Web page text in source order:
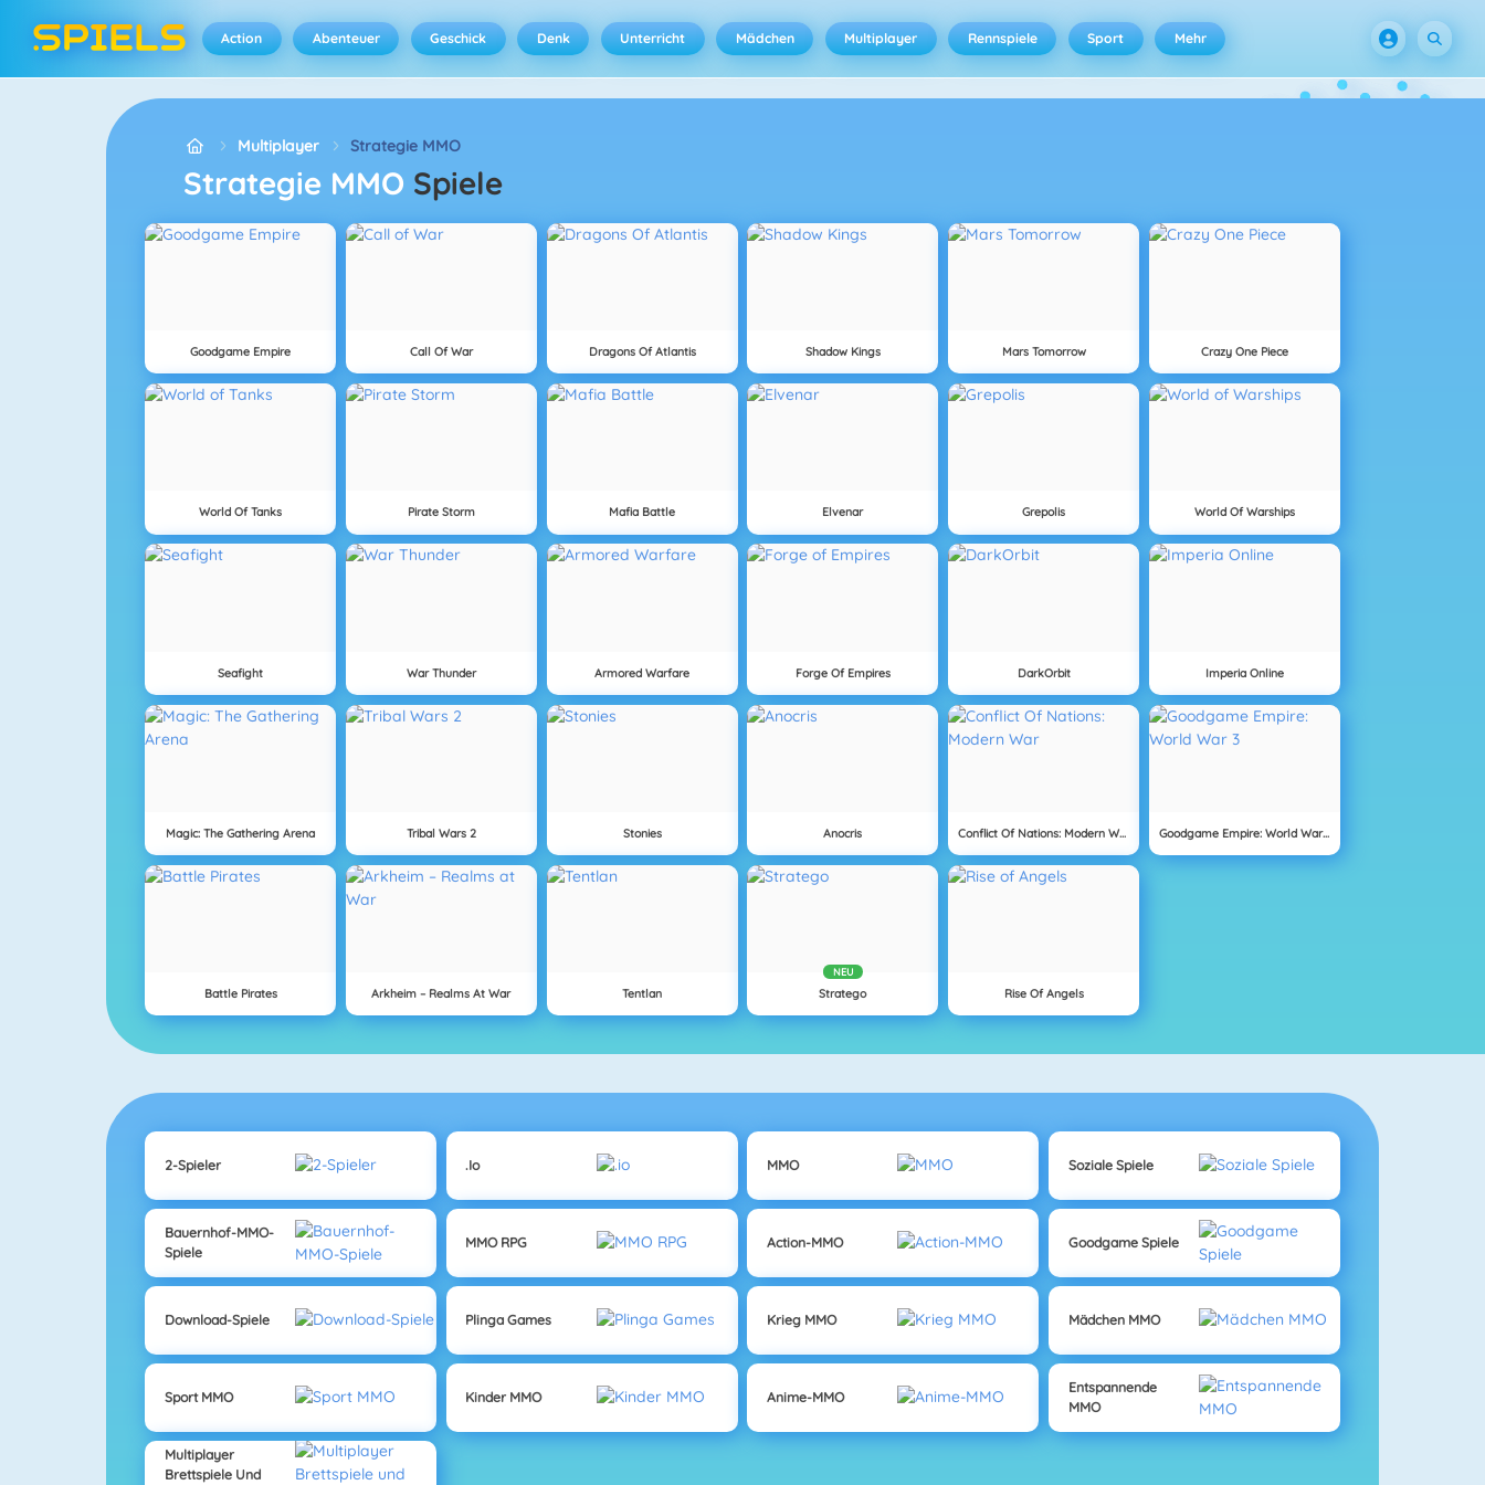
Action Abenteuer Geschick Denk Unterricht Mädchen Multiplayer Rennspiele Sport Mehr
Multiplayer Strategie MMO
Strategie MMO Spiele
Goodgame Empire Call Of War Dragons Of Atlantis Shadow Kings Mars Tomorrow Crazy One Piece
World Of Tanks Pirate Storm Mafia Battle Elvenar Grepolis World Of Warships
Seafight War Thunder Armored Warfare Forge Of Empires DarkOrbit Imperia Online
Magic: The Gathering Arena Tribal Wars 2 Stonies Anocris Conflict Of Nations: Modern War Goodgame Empire: World War 3
Battle Pirates Arkheim – Realms At War Tentlan
NEU
Stratego Rise Of Angels
2-Spieler .io MMO Soziale Spiele
Bauernhof-MMO-
Spiele
MMO RPG Action-MMO Goodgame Spiele
Download-Spiele Plinga Games Krieg MMO Mädchen MMO
Sport MMO Kinder MMO Anime-MMO
Entspannende
MMO
Multiplayer
Brettspiele Und